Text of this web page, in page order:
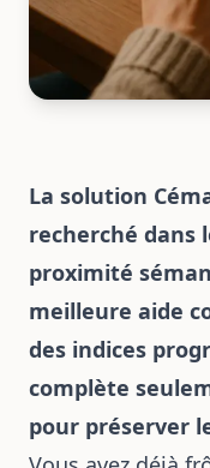
La solution
recherché dans
proximité
meilleure aide
des indices
complète
pour préserver